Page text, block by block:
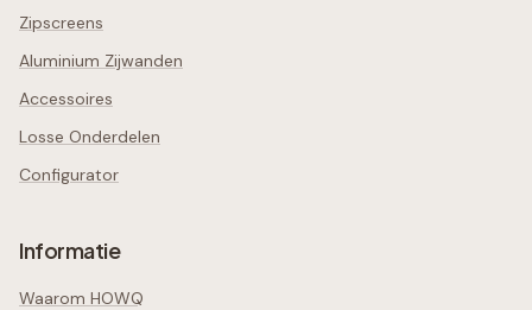
Zipscreens
Aluminium Zijwanden
Accessoires
Losse Onderdelen
Configurator
Informatie
Waarom HOWQ